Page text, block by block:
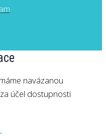
navázanou
účel dostupnosti